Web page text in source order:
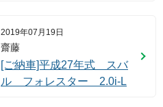
2019年07月19日
齋藤
[ご納車]平成27年式 スバ
ル フォレスター 2.0i-L